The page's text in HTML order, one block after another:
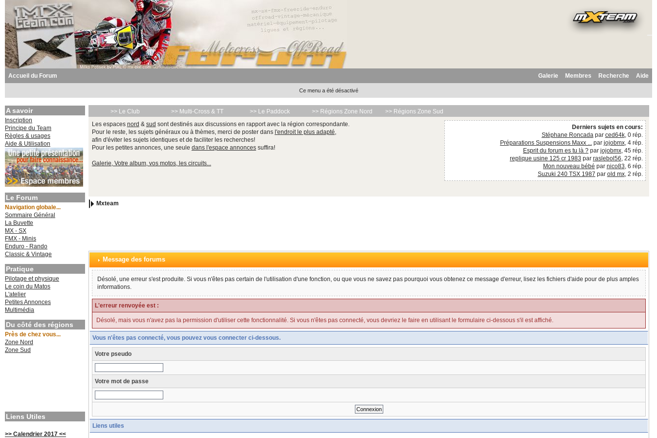
Accueil du Forum Aide
Recherche
Membres
Galerie
Ce menu a été désactivé
A savoir
Inscription
Principe du Team
Règles & usages
Aide & Utilisation
Le Forum
Navigation globale...
Sommaire Général
La Buvette
MX - SX
FMX - Minis
Enduro - Rando
Classic & Vintage
Pratique
Pilotage et physique
Le coin du Matos
L'atelier
Petites Annonces
Multimédia
Du côté des régions
Près de chez vous...
Zone Nord
Zone Sud
Liens Utiles
>> Calendrier 2017 <<
>> Le Club >> Multi-Cross & TT >> Le Paddock >> Régions Zone Nord
>> Régions Zone Sud
Les espaces nord & sud sont destinés aux discussions en rapport avec la région correspondante.
Pour le reste, les sujets généraux ou à thèmes, merci de poster dans l'endroit le plus adapté,
afin d'éviter les sujets identiques et de faciliter les recherches!
Pour les petites annonces, une seule dans l'espace annoncessuffira!
Galerie, Votre album, vos motos, les circuits...
Derniers sujets en cours:
Stéphane Roncadapar ced64k, 0 rép.
Préparations Suspensions Maxx ...par jojobmx, 4 rép.
Esprit du forum es tu là ?par jojobmx, 45 rép.
replique usine 125 cr 1983 par raslebol56, 22 rép.
Mon nouveau bébé par nico83, 6 rép.
Suzuki 240 TSX 1987 par old mx, 2 rép.
Mxteam
Message des forums
Désolé, une erreur s'est produite. Si vous n'êtes pas certain de l'utilisation d'une fonction, ou que vous ne savez pas pourquoi vous obtenez ce message d'erreur, lisez les fichiers d'aide pour de plus amples
informations.
L'erreur renvoyée est :
Désolé, mais vous n'avez pas la permission d'utiliser cette fonctionnalité. Si vous n'êtes pas connecté, vous devriez le faire en utilisant le formulaire ci-dessous s'il est affiché.
Vous n'êtes pas connecté, vous pouvez vous connecter ci-dessous.
Votre pseudo
Votre mot de passe
Liens utiles